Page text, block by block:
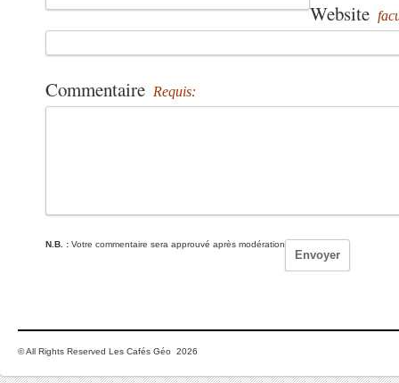
Website
Commentaire Requis:
N.B. : Votre commentaire sera approuvé après modération
© All Rights Reserved Les Cafés Géo 2026